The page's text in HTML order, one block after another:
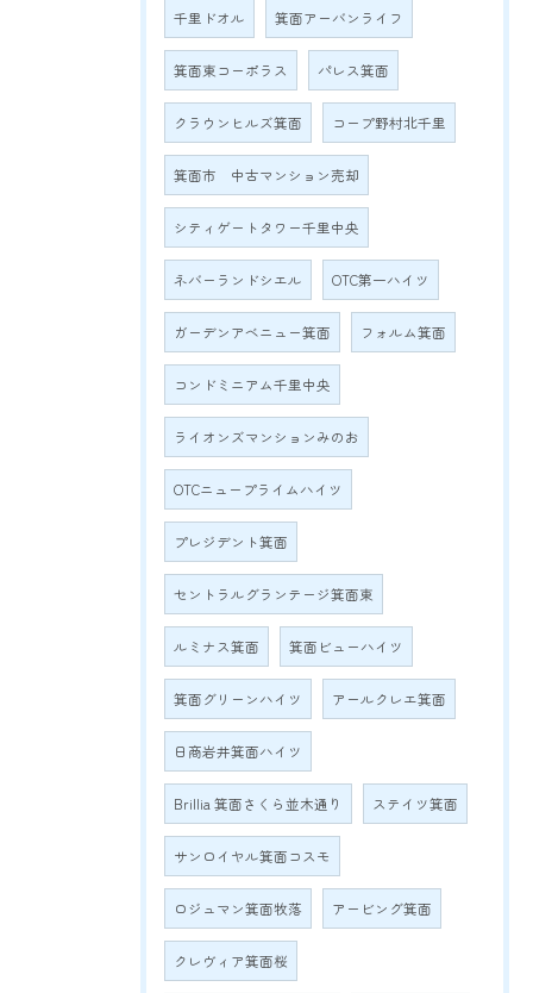
千里ドオル 箕面アーバンライフ
箕面東コーポラス パレス箕面
クラウンヒルズ箕面 コープ野村北千里
箕面市 中古マンション売却
シティゲートタワー千里中央
ネバーランドシエル OTC第一ハイツ
ガーデンアベニュー箕面 フォルム箕面
コンドミニアム千里中央
ライオンズマンションみのお
OTCニュープライムハイツ
プレジデント箕面
セントラルグランテージ箕面東
ルミナス箕面 箕面ビューハイツ
箕面グリーンハイツ アールクレエ箕面
日商岩井箕面ハイツ
Brillia 箕面さくら並木通り ステイツ箕面
サンロイヤル箕面コスモ
ロジュマン箕面牧落 アービング箕面
クレヴィア箕面桜